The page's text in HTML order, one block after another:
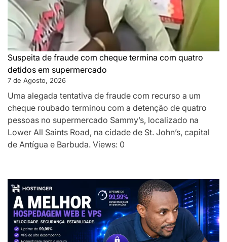
Suspeita de fraude com cheque termina com quatro
detidos em supermercado
7 de Agosto, 2026
Uma alegada tentativa de fraude com recurso a um
cheque roubado terminou com a detenção de quatro
pessoas no supermercado Sammy’s, localizado na
Lower All Saints Road, na cidade de St. John’s, capital
de Antígua e Barbuda. Views: 0